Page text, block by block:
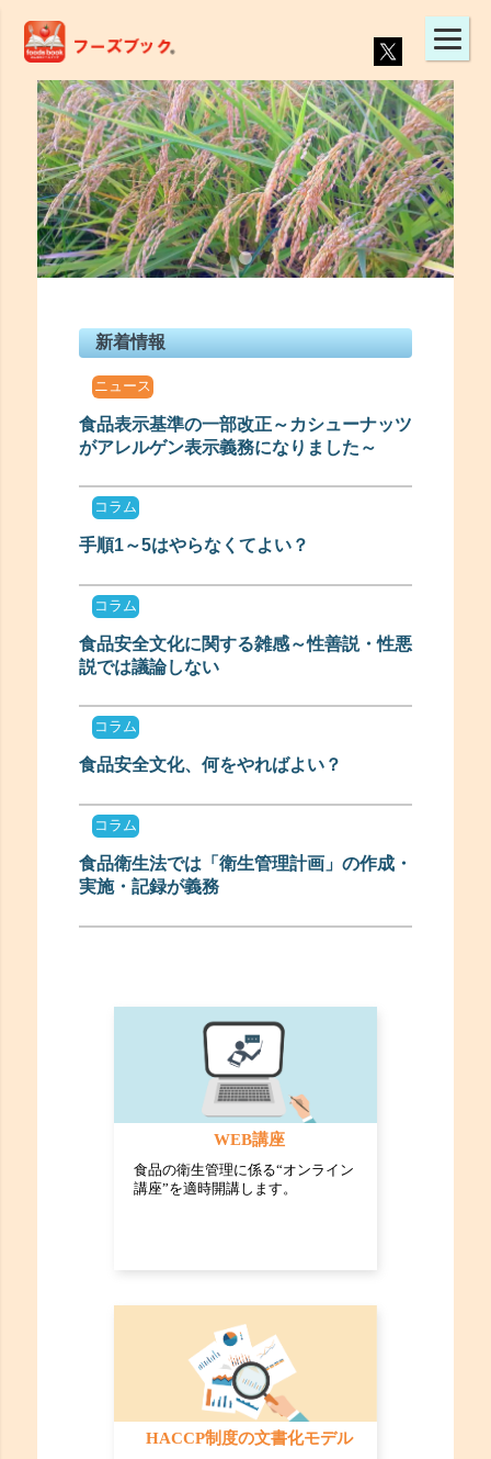
新着情報
ニュース
食品表示基準の一部改正～カシューナッツ
がアレルゲン表示義務になりました～
コラム
手順1～5はやらなくてよい？
コラム
食品安全文化に関する雑感～性善説・性悪
説では議論しない
コラム
食品安全文化、何をやればよい？
コラム
食品衛生法では「衛生管理計画」の作成・
実施・記録が義務
WEB講座
食品の衛生管理に係る“オンライン
講座”を適時開講します。
HACCP制度の文書化モデル